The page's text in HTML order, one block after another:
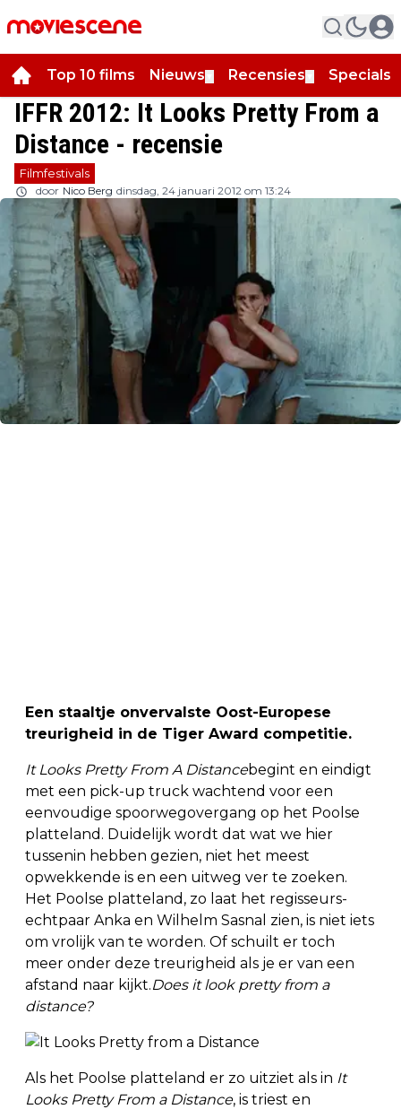
Top 10 films Nieuws Recensies Specials
IFFR 2012: It Looks Pretty From a
Distance - recensie
Filmfestivals
door Nico Berg dinsdag, 24 januari 2012 om 13:24
Een staaltje onvervalste Oost-Europese
treurigheid in de Tiger Award competitie.
It Looks Pretty From A Distancebegint en eindigt
met een pick-up truck wachtend voor een
eenvoudige spoorwegovergang op het Poolse
platteland. Duidelijk wordt dat wat we hier
tussenin hebben gezien, niet het meest
opwekkende is en een uitweg ver te zoeken.
Het Poolse platteland, zo laat het regisseurs-
echtpaar Anka en Wilhelm Sasnal zien, is niet iets
om vrolijk van te worden. Of schuilt er toch
meer onder deze treurigheid als je er van een
afstand naar kijkt.Does it look pretty from a
distance?
Als het Poolse platteland er zo uitziet als in It
Looks Pretty From a Distance, is triest en